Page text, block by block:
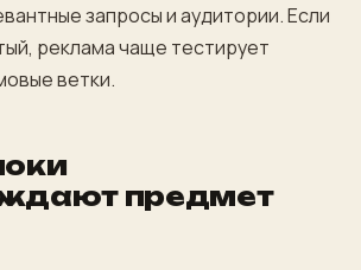
запросы и аудитории. Если
реклама чаще тестирует
ветки.
предмет